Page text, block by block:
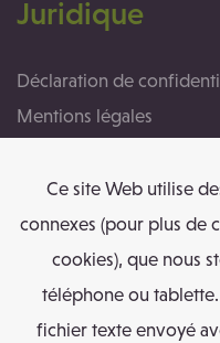
Ce site Web utilise
connexes (pour plus de
cookies), que nous
téléphone ou
fichier texte envoyé
Juridique
Déclaration de
Mentions légales
Conditions générales
Contact
Marleen Iserbyt